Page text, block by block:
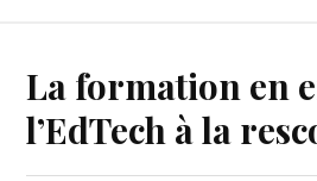
La formation en
l’EdTech à la